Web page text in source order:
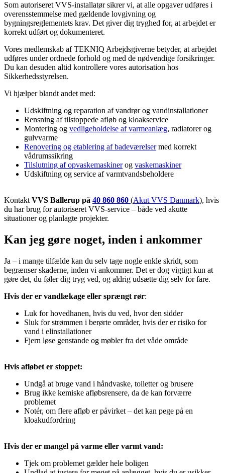
Som autoriseret VVS-installatør sikrer vi, at alle opgaver udføres i
overensstemmelse med gældende lovgivning og
bygningsreglementets krav. Det giver dig tryghed for, at arbejdet er
korrekt udført og dokumenteret.
Vores medlemskab af TEKNIQ Arbejdsgiverne betyder, at arbejdet
udføres under ordnede forhold og med de nødvendige forsikringer.
Du kan desuden altid kontrollere vores autorisation hos
Sikkerhedsstyrelsen.
Vi hjælper blandt andet med:
Udskiftning og reparation af vandrør og vandinstallationer
Rensning af tilstoppede afløb og kloakservice
Montering og vedligeholdelse af varmeanlæg, radiatorer og
gulvvarme
Renovering og etablering af badeværelsermed korrekt
vådrumssikring
Tilslutning af opvaskemaskinerog vaskemaskiner
Udskiftning og service af varmtvandsbeholdere
Kontakt VVS Ballerup på 40 860 860 (Akut VVS Danmark), hvis
du har brug for autoriseret VVS-service – både ved akutte
situationer og planlagte projekter.
Kan jeg gøre noget, inden i ankommer
Ja – i mange tilfælde kan du selv tage nogle enkle skridt, som
begrænser skaderne, inden vi ankommer. Det er dog vigtigt kun at
gøre det, du føler dig tryg ved, og aldrig udsætte dig selv for fare.
Hvis der er vandlækage eller sprængt rør:
Luk for hovedhanen, hvis du ved, hvor den sidder
Sluk for strømmen i berørte områder, hvis der er risiko for
vand i elinstallationer
Fjern løse genstande og møbler fra det våde område
Hvis afløbet er stoppet:
Undgå at bruge vand i håndvaske, toiletter og brusere
Brug ikke kemiske afløbsrensere, da de kan forværre
problemet
Notér, om flere afløb er påvirket – det kan pege på en
kloakudfordring
Hvis der er mangel på varme eller varmt vand:
Tjek om problemet gælder hele boligen